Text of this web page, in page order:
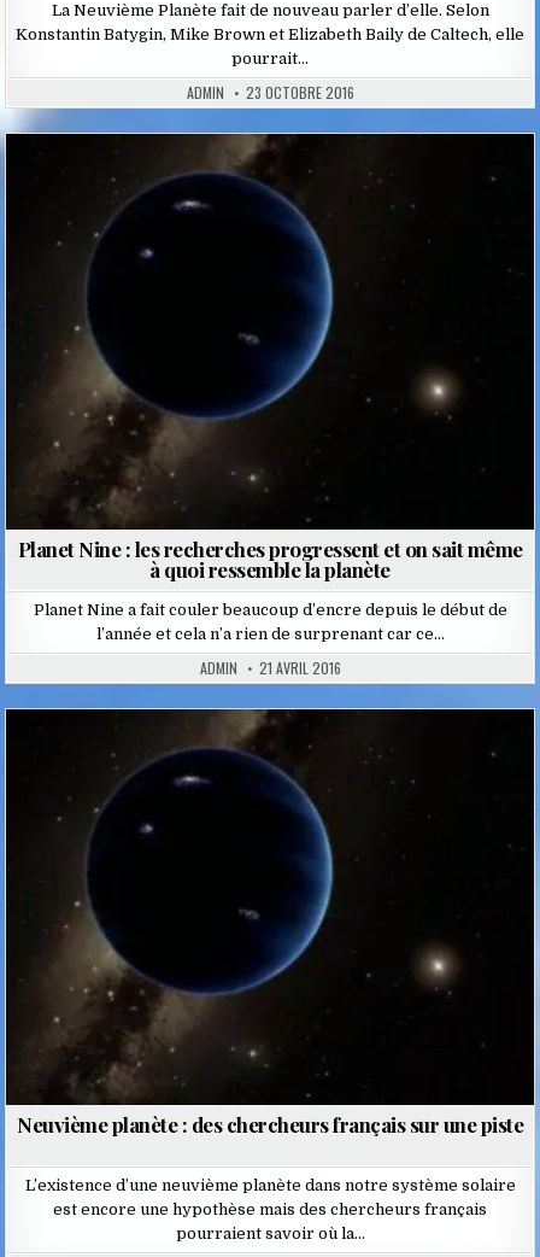
La Neuvième Planète fait de nouveau parler d’elle. Selon
Konstantin Batygin, Mike Brown et Elizabeth Baily de Caltech, elle
pourrait…
ADMIN 23 OCTOBRE 2016
Posted
Planet Nine : les recherches progressent et on sait même
à quoi ressemble la planète
Planet Nine a fait couler beaucoup d’encre depuis le début de
l’année et cela n’a rien de surprenant car ce…
ADMIN 21 AVRIL 2016
Posted
Neuvième planète : des chercheurs français sur une piste
L’existence d’une neuvième planète dans notre système solaire
est encore une hypothèse mais des chercheurs français
pourraient savoir où la…